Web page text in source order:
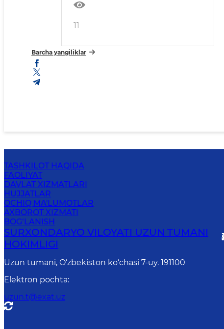
11
Barcha yangiliklar
TASHKILOT HAQIDA
FAOLIYAT
DAVLAT XIZMATLARI
HUJJATLAR
OCHIQ MA'LUMOTLAR
AXBOROT XIZMATI
BOG‘LANISH
SURXONDARYO VILOYATI UZUN TUMANI
HOKIMLIGI
Uzun tumani, O‘zbekiston ko‘chasi 7-uy. 191100
Elektron pochta:
uzun.t@exat.uz